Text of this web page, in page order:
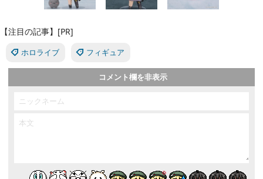
【注目の記事】[PR]
ホロライブ フィギュア
コメント欄を非表示